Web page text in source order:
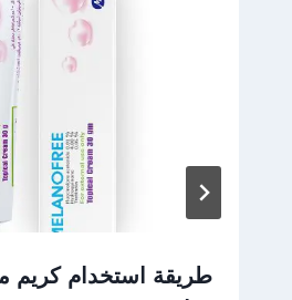
طريقة استخدام كريم